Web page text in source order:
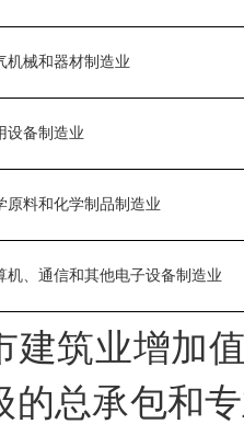
械和器材制造业
备制造业
料和化学制品制造业
、通信和其他电子设备制造业
业增加值
的总承包和